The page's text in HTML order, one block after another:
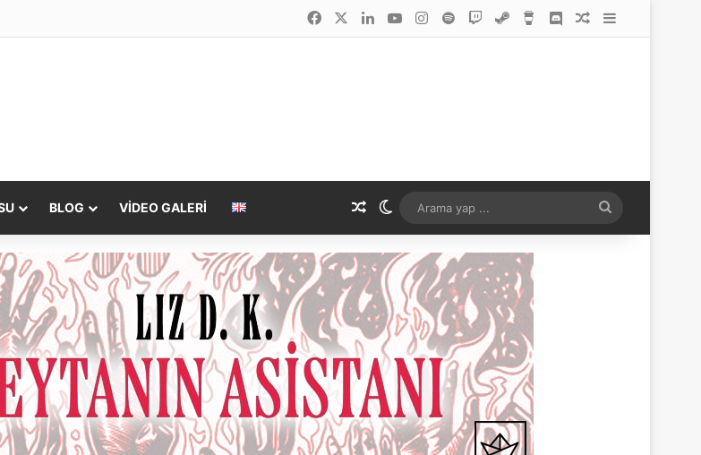
FacebookLinkedInYouTubeInstagram
SpotifyTwitch
Buhar Buy Me a Coffee
DiscordRastgele Makale
Kenar
BLOG VIDEO GALERI Rastgele Makale
Dış görünümü değiştir
yap